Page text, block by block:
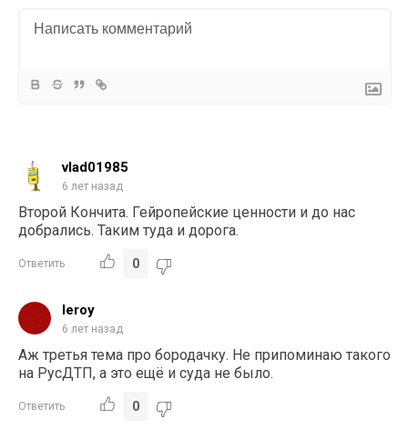
vlad01985
6 лет назад
Второй Кончита. Гейропейские ценности и до нас
добрались. Таким туда и дорога.
Ответить 0
leroy
6 лет назад
Аж третья тема про бородачку. Не припоминаю такого
на РусДТП, а это ещё и суда не было.
Ответить 0